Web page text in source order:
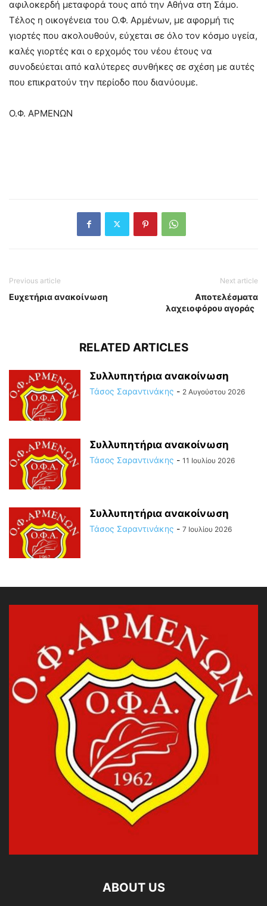
αφιλοκερδή μεταφορά τους από την Αθήνα στη Σάμο.
Τέλος η οικογένεια του Ο.Φ. Αρμένων, με αφορμή τις
γιορτές που ακολουθούν, εύχεται σε όλο τον κόσμο υγεία,
καλές γιορτές και ο ερχομός του νέου έτους να
συνοδεύεται από καλύτερες συνθήκες σε σχέση με αυτές
που επικρατούν την περίοδο που διανύουμε.
Ο.Φ. ΑΡΜΕΝΩΝ
Previous article
Ευχετήρια ανακοίνωση
Next article
Αποτελέσματα
λαχειοφόρου αγοράς
RELATED ARTICLES
Συλλυπητήρια ανακοίνωση
Τάσος Σαραντινάκης - 2 Αυγούστου 2026
Συλλυπητήρια ανακοίνωση
Τάσος Σαραντινάκης - 11 Ιουλίου 2026
Συλλυπητήρια ανακοίνωση
Τάσος Σαραντινάκης - 7 Ιουλίου 2026
ABOUT US